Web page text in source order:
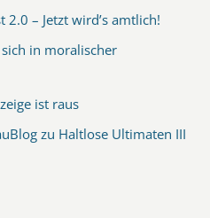
2.0 – Jetzt wird’s amtlich!
in moralischer
ist raus
zu Haltlose Ultimaten III